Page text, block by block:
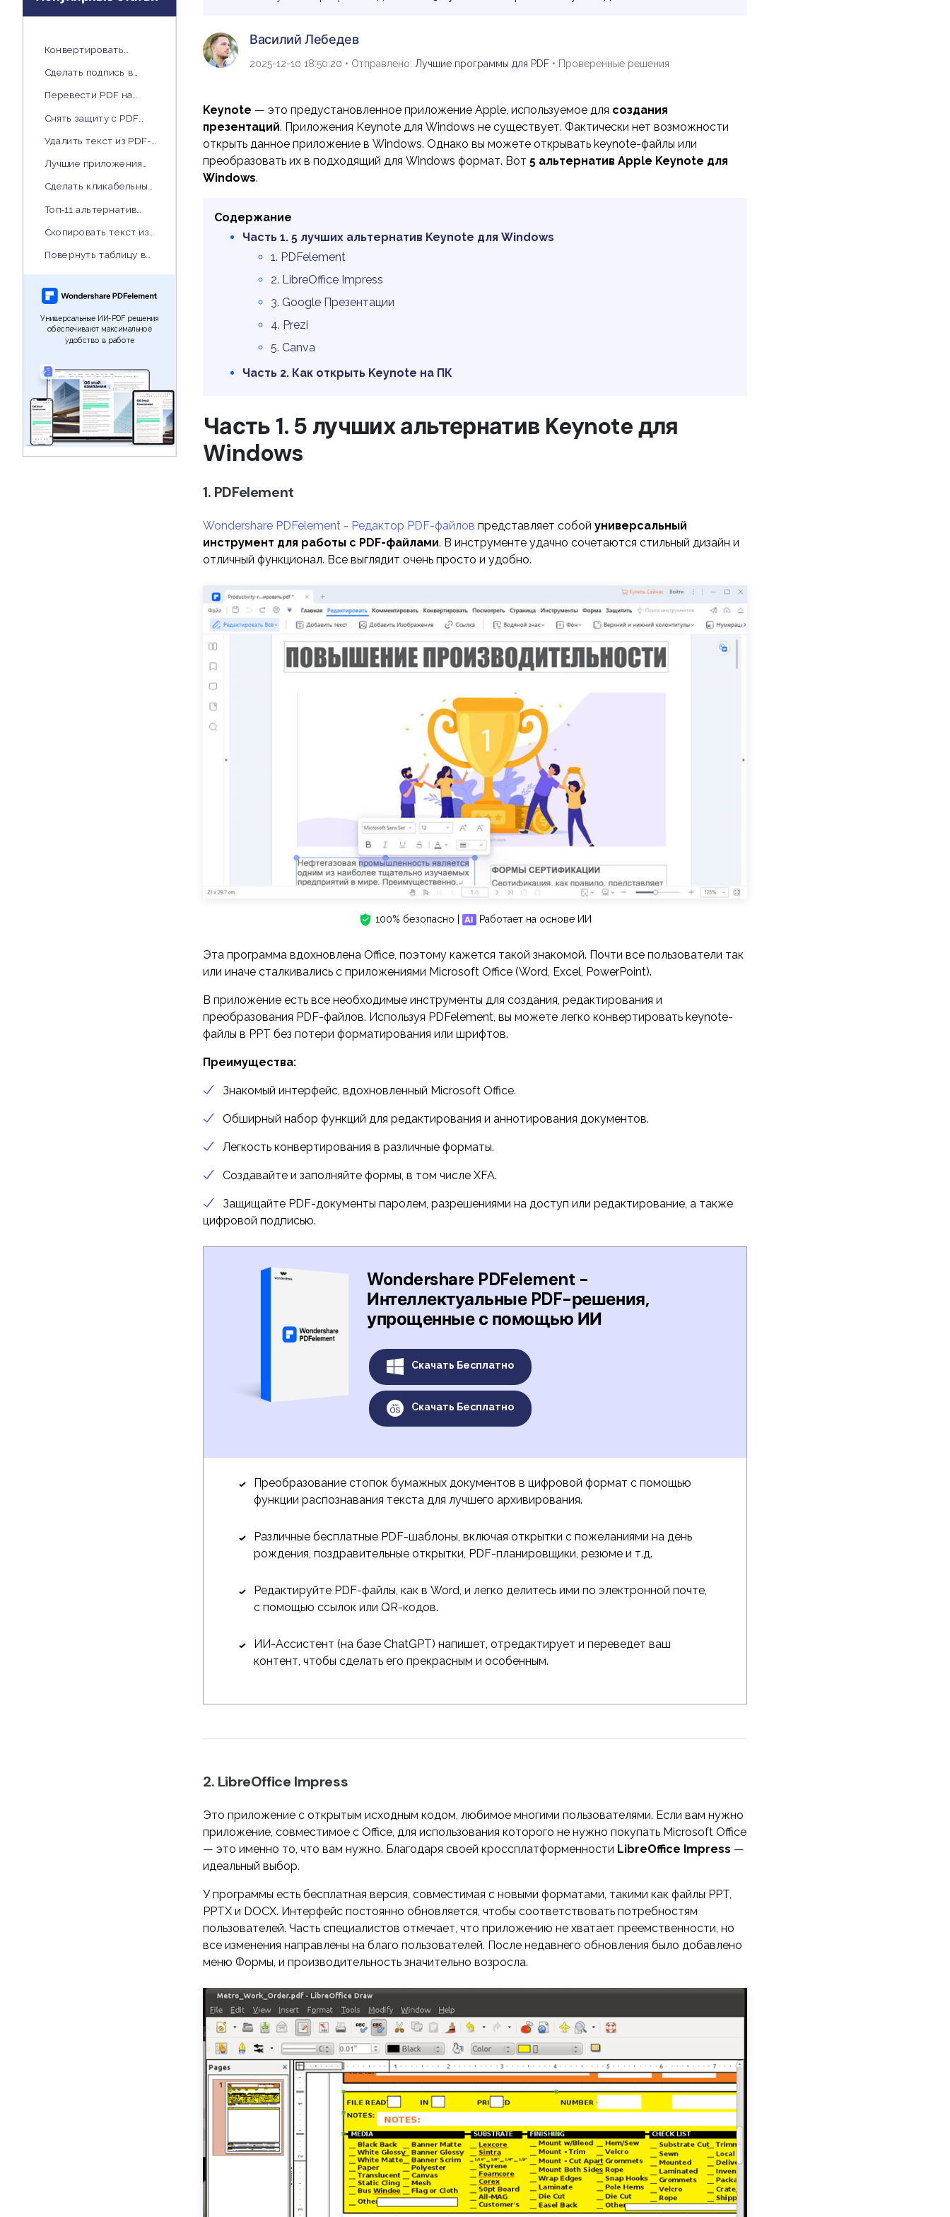
PDF
PDF
Конвертировать
печатный текст
Сделать подпись в
Перевести PDF на
Снять защиту с PDF
Удалить текст из PDF-
Лучшие приложения
PDF на Android
Сделать кликабельные
Топ-11 альтернатив
Mac
Скопировать текст из
Повернуть таблицу в
Универсальные ИИ-PDF решения
обеспечивают максимальное
удобство в работе
Василий Лебедев
2025-12-10 18:50:20 • Отправлено: Лучшие программы для PDF • Проверенные решения
Keynote — это предустановленное приложение Apple, используемое для создания
презентаций. Приложения Keynote для Windows не существует. Фактически нет возможности
открыть данное приложение в Windows. Однако вы можете открывать keynote-файлы или
преобразовать их в подходящий для Windows формат. Вот 5 альтернатив Apple Keynote для
Windows.
Содержание
Часть 1. 5 лучших альтернатив Keynote для Windows
1. PDFelement
2. LibreOffice Impress
3. Google Презентации
4. Prezi
5. Canva
Часть 2. Как открыть Keynote на ПК
Часть 1. 5 лучших альтернатив Keynote для
Windows
1. PDFelement
Wondershare PDFelement - Редактор PDF-файлов представляет собой универсальный
инструмент для работы с PDF-файлами. В инструменте удачно сочетаются стильный дизайн и
отличный функционал. Все выглядит очень просто и удобно.
100% безопасно | Работает на основе ИИ
Эта программа вдохновлена Office, поэтому кажется такой знакомой. Почти все пользователи так
или иначе сталкивались с приложениями Microsoft Office (Word, Excel, PowerPoint).
В приложение есть все необходимые инструменты для создания, редактирования и
преобразования PDF-файлов. Используя PDFelement, вы можете легко конвертировать keynote-
файлы в PPT без потери форматирования или шрифтов.
Преимущества:
Знакомый интерфейс, вдохновленный Microsoft Office.
Обширный набор функций для редактирования и аннотирования документов.
Легкость конвертирования в различные форматы.
Создавайте и заполняйте формы, в том числе XFA.
Защищайте PDF-документы паролем, разрешениями на доступ или редактирование, а также
цифровой подписью.
Wondershare PDFelement -
Интеллектуальные PDF-решения,
упрощенные с помощью ИИ
Скачать Бесплатно
Скачать Бесплатно
Преобразование стопок бумажных документов в цифровой формат с помощью
функции распознавания текста для лучшего архивирования.
Различные бесплатные PDF-шаблоны, включая открытки с пожеланиями на день
рождения, поздравительные открытки, PDF-планировщики, резюме и т.д.
Редактируйте PDF-файлы, как в Word, и легко делитесь ими по электронной почте,
с помощью ссылок или QR-кодов.
ИИ-Ассистент (на базе ChatGPT) напишет, отредактирует и переведет ваш
контент, чтобы сделать его прекрасным и особенным.
2. LibreOffice Impress
Это приложение с открытым исходным кодом, любимое многими пользователями. Если вам нужно
приложение, совместимое с Office, для использования которого не нужно покупать Microsoft Office
— это именно то, что вам нужно. Благодаря своей кроссплатформенности LibreOffice Impress —
идеальный выбор.
У программы есть бесплатная версия, совместимая с новыми форматами, такими как файлы PPT,
PPTX и DOCX. Интерфейс постоянно обновляется, чтобы соответствовать потребностям
пользователей. Часть специалистов отмечает, что приложению не хватает преемственности, но
все изменения направлены на благо пользователей. После недавнего обновления было добавлено
меню Формы, и производительность значительно возросла.